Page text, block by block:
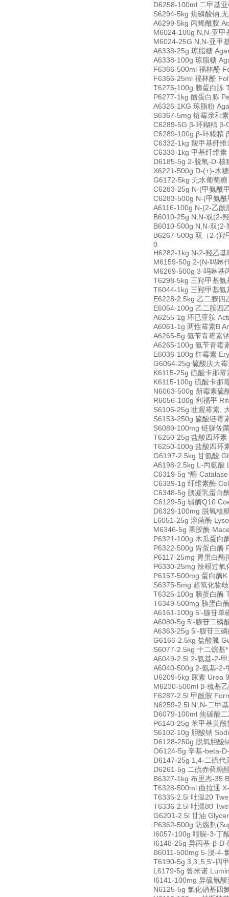
D6258-100ml 二甲基
S6294-5kg 焦磷酸钠,
A6299-5kg 丙烯酰胺
M6024-100g N,N-亚
M6024-25G N,N-亚甲
A6338-25g 琼脂糖
A6338-100g 琼脂糖
F6366-500ml 福林酚
F6366-25ml 福林酚
T6276-100g 胰蛋白胨
P6277-1kg 酪蛋白胨
A6326-1KG 琼脂粉
S6367-5mg 链霉亲和
C6289-5G β-环糊精 β-
C6289-100g β-环糊精
C6332-1kg 羧甲基纤
C6333-1kg 甲基纤维
D6185-5g 2-脱氧-D-
X6221-500g D-(+)-木
G6172-5kg 无水葡萄
C6283-25g N-(甲氨酰
C6283-500g N-(甲氨
A6116-100g N-(2-乙酰
B6010-25g N,N-双(2-
B6010-500g N,N-双
B6267-500g 双（2-(
0
H6282-1kg N-2-羟乙
M6159-50g 2-(N-吗啉
M6269-500g 3-吗啉基
T6298-5kg 三羟甲基
T6044-1kg 三羟甲基氨
E6228-2.5kg 乙二胺四
E6054-100g 乙二胺四
A6255-1g 环已亚胺
A6061-1g 两性霉素B
A6265-5g 氨苄青霉素
A6265-100g 氨苄青霉
E6036-100g 红霉素
G6064-25g 硫酸庆大
K6115-25g 硫酸卡那
K6115-100g 硫酸卡那
N6063-500g 新霉素硫
R6056-100g 利福平
S6106-25g 壮观霉素,
S6153-250g 硫酸链霉
S6089-100mg 链脲佐
T6250-25g 盐酸四环
T6250-100g 盐酸四环
G6197-2.5kg 甘氨酸
A6198-2.5kg L-丙氨酸
C6319-5g *酶
C6339-1g 纤维素酶
C6348-5g 胰凝乳蛋白
C6129-5g 辅酶Q10
D6329-100mg 脱氧核
L6051-25g 溶菌酶
M6346-5g 果胶酶
P6321-100g 木瓜蛋白
P6322-500g 胃蛋白酶
P6117-25mg 胃蛋白
P6330-25mg 辣根过
P6157-500mg 蛋白酶
S6375-5mg 超氧化物
T6325-100g 胰蛋白酶
T6349-500mg 胰蛋白
A6161-100g 5’-腺苷
A6080-5g 5’-腺苷二磷
A6363-25g 5’-腺苷三
G6166-2.5kg 盐酸胍
S6077-2.5kg 十二烷基
A6049-2.5l 2-氨基-2-
A6040-500g 2-氨基-2-
U6209-5kg 尿素 Urea
M6230-500ml β-巯基
F6287-2.5l 甲酰胺
N6259-2.5l N’,N-二甲
D6079-100ml 焦碳酸
P6140-25g 苯甲基黄
S6102-10g 胆酸钠
D6128-250g 脱氧胆酸
O6124-5g 辛基-beta-
D6147-25g 1,4-二硫
D6261-5g 二硫赤藓糖
B6327-1kg 布里杰-35
T6328-500ml 曲拉通
T6335-2.5l 吐温20
T6336-2.5l 吐温80
G6201-2.5l 甘油
P6362-500g 防腐剂
I6057-100g 吲哚-3-丁
I6148-25g 异丙基-β-
B6011-500mg 5-溴-4-
T6190-5g 3,3',5,5'-四
L6179-5g 鲁米诺
I6141-100mg 异硫氰
N6125-5g 氯化硝基四